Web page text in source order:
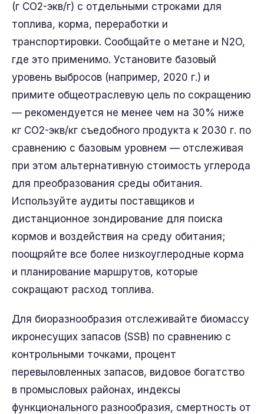
(г CO2-экв/г) с отдельными строками для
топлива, корма, переработки и
транспортировки. Сообщайте о метане и N2O,
где это применимо. Установите базовый
уровень выбросов (например, 2020 г.) и
примите общеотраслевую цель по сокращению
— рекомендуется не менее чем на 30% ниже
кг CO2-экв/кг съедобного продукта к 2030 г. по
сравнению с базовым уровнем — отслеживая
при этом альтернативную стоимость углерода
для преобразования среды обитания.
Используйте аудиты поставщиков и
дистанционное зондирование для поиска
кормов и воздействия на среду обитания;
поощряйте все более низкоуглеродные корма
и планирование маршрутов, которые
сокращают расход топлива.
Для биоразнообразия отслеживайте биомассу
икронесущих запасов (SSB) по сравнению с
контрольными точками, процент
перевыловленных запасов, видовое богатство
в промысловых районах, индексы
функционального разнообразия, смертность от